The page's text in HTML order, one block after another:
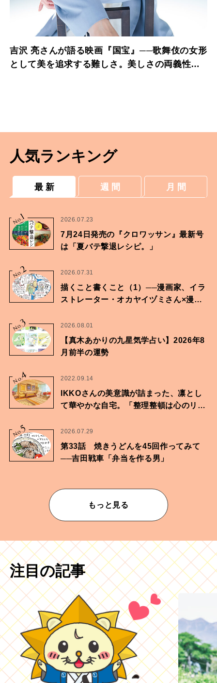
吉沢 亮さんが語る映画『国宝』──歌舞伎の女形
として美を追求する難しさ。美しさの両義性と
人気ランキング
最 新 週 間 月 間
No.
1 2026.07.23
7月24日発売の『クロワッサン』最新号
は「夏バテ撃退レシピ。」
No.2 2026.07.31
描くこと書くこと（1）──漫画家、イラ
ストレーター・オカヤイヅミさん×漫画
No.
3 2026.08.01
【真木あかりの九星気学占い】2026年8
月前半の運勢
No.
4 2022.09.14
IKKOさんの美意識が詰まった、凛とし
て華やかな自宅。「整理整頓は心のリズ
No.
5 2026.07.29
第33話 焼きうどんを45回作ってみて
──吉田戦車「弁当を作る男」
もっと見る
注目の記事